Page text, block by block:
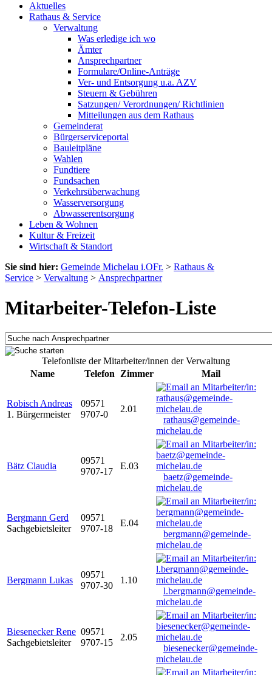
Aktuelles
Rathaus & Service
Verwaltung
Was erledige ich wo
Ämter
Ansprechpartner
Formulare/Online-Anträge
Ver- und Entsorgung u.a. AZV
Steuern & Gebühren
Satzungen/ Verordnungen/ Richtlinien
Mitteilungen aus dem Rathaus
Gemeinderat
Bürgerserviceportal
Bauleitpläne
Wahlen
Fundtiere
Fundsachen
Verkehrsüberwachung
Wasserversorgung
Abwasserentsorgung
Leben & Wohnen
Kultur & Freizeit
Wirtschaft & Standort
Sie sind hier: Gemeinde Michelau i.OFr. > Rathaus &
Service > Verwaltung > Ansprechpartner
Mitarbeiter-Telefon-Liste
Telefonliste der Mitarbeiter/innen der Verwaltung
Name
Telefon Zimmer Mail
Robisch Andreas
1. Bürgermeister
09571
9707-0
2.01
rathaus@gemeinde-
michelau.de
Bätz Claudia
09571
9707-17
E.03
baetz@gemeinde-
michelau.de
Bergmann Gerd
Sachgebietsleiter
09571
9707-18
E.04
bergmann@gemeinde-
michelau.de
Bergmann Lukas
09571
9707-30
1.10
l.bergmann@gemeinde-
michelau.de
Biesenecker Rene
Sachgebietsleiter
09571
9707-15
2.05
biesenecker@gemeinde-
michelau.de